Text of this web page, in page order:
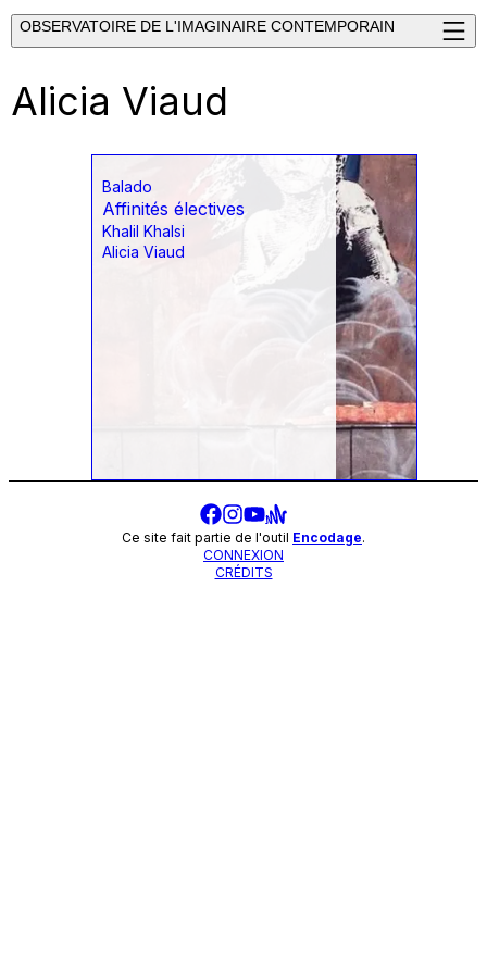
OBSERVATOIRE DE L'IMAGINAIRE CONTEMPORAIN
Alicia Viaud
Balado
Affinités électives
Khalil Khalsi
Alicia Viaud
Ce site fait partie de l'outil Encodage.
CONNEXION
CRÉDITS